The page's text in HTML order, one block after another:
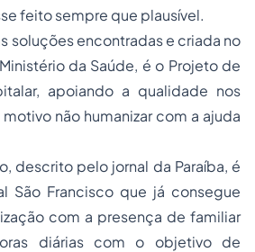
feito sempre que plausível.
soluções encontradas e criada no
da Saúde, é o Projeto de
apoiando a qualidade nos
não humanizar com a ajuda
descrito pelo jornal da Paraíba, é
São Francisco que já consegue
com a presença de familiar
diárias com o objetivo de